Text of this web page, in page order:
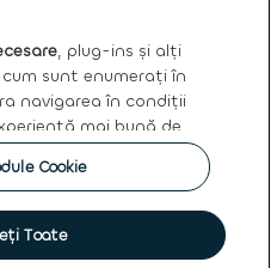
Termeni de utilizare
aplicabile vânzărilor de
, plug-ins și alți
sunt enumerați în
navigarea în condiții
mai bună de
statistice cu
de pe site sau
Prinacceptarea
de acord cu utilizarea
Cookie
Toate